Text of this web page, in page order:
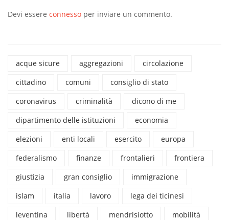
Devi essere connesso per inviare un commento.
acque sicure aggregazioni
circolazione
cittadino
comuni
consiglio di stato
coronavirus
criminalità
dicono di me
dipartimento delle istituzioni
economia
elezioni
enti locali esercito
europa
federalismo
finanze frontalieri
frontiera
giustizia
gran consiglio
immigrazione
islam
italia lavoro
lega dei ticinesi
leventina
libertà mendrisiotto
mobilità